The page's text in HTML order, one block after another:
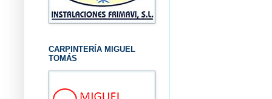
CARPINTERÍA MIGUEL
TOMÁS